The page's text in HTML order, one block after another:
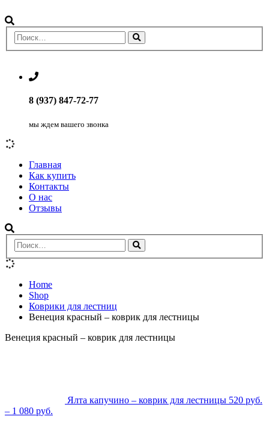
8 (937) 847-72-77
мы ждем вашего звонка
Главная
Как купить
Контакты
О нас
Отзывы
Home
Shop
Коврики для лестниц
Венеция красный – коврик для лестницы
Венеция красный – коврик для лестницы
Ялта капучино – коврик для лестницы 520 руб.
– 1 080 руб.